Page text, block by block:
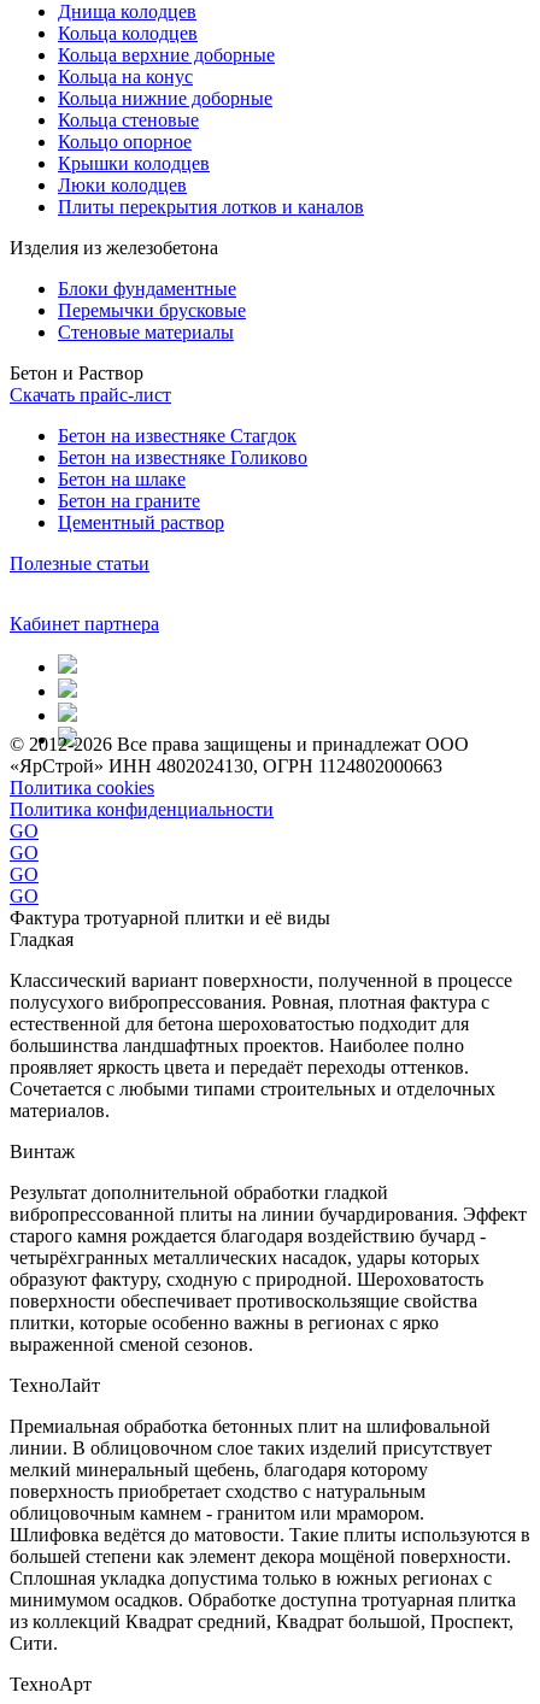
Днища колодцев
Кольца колодцев
Кольца верхние доборные
Кольца на конус
Кольца нижние доборные
Кольца стеновые
Кольцо опорное
Крышки колодцев
Люки колодцев
Плиты перекрытия лотков и каналов
Изделия из железобетона
Блоки фундаментные
Перемычки брусковые
Стеновые материалы
Бетон и Раствор
Скачать прайс-лист
Бетон на известняке Стагдок
Бетон на известняке Голиково
Бетон на шлаке
Бетон на граните
Цементный раствор
Полезные статьи
Кабинет партнера
© 2012-2026 Все права защищены и принадлежат ООО
«ЯрСтрой» ИНН 4802024130, ОГРН 1124802000663
Политика cookies
Политика конфиденциальности
GO
GO
GO
GO
Фактура тротуарной плитки и её виды
Гладкая
Классический вариант поверхности, полученной в процессе
полусухого вибропрессования. Ровная, плотная фактура с
естественной для бетона шероховатостью подходит для
большинства ландшафтных проектов. Наиболее полно
проявляет яркость цвета и передаёт переходы оттенков.
Сочетается с любыми типами строительных и отделочных
материалов.
Винтаж
Результат дополнительной обработки гладкой
вибропрессованной плиты на линии бучардирования. Эффект
старого камня рождается благодаря воздействию бучард -
четырёхгранных металлических насадок, удары которых
образуют фактуру, сходную с природной. Шероховатость
поверхности обеспечивает противоскользящие свойства
плитки, которые особенно важны в регионах с ярко
выраженной сменой сезонов.
ТехноЛайт
Премиальная обработка бетонных плит на шлифовальной
линии. В облицовочном слое таких изделий присутствует
мелкий минеральный щебень, благодаря которому
поверхность приобретает сходство с натуральным
облицовочным камнем - гранитом или мрамором.
Шлифовка ведётся до матовости. Такие плиты используются в
большей степени как элемент декора мощёной поверхности.
Сплошная укладка допустима только в южных регионах с
минимумом осадков. Обработке доступна тротуарная плитка
из коллекций Квадрат средний, Квадрат большой, Проспект,
Сити.
ТехноАрт